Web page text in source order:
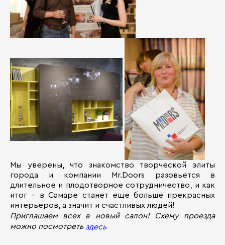
Мы уверены, что знакомство творческой элиты
города и компании Mr.Doors разовьётся в
длительное и плодотворное сотрудничество, и как
итог – в Самаре станет ещё больше прекрасных
интерьеров, а значит и счастливых людей!
Приглашаем всех в новый салон! Схему проезда
можно посмотреть здесь